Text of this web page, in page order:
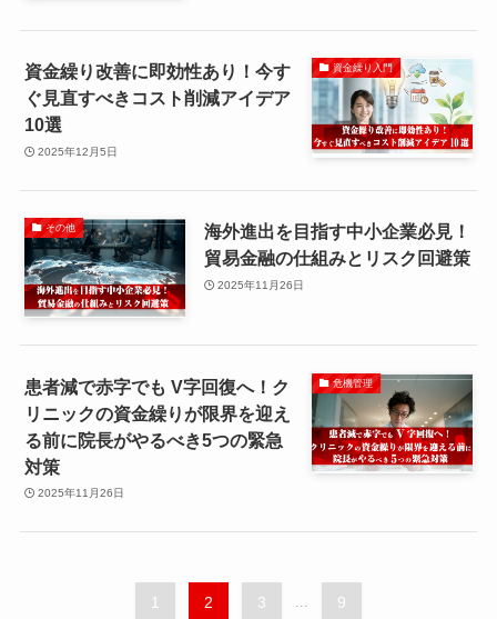
資金繰り入門
資金繰り改善に即効性あり！今す
ぐ見直すべきコスト削減アイデア
10選
2025年12月5日
その他
海外進出を目指す中小企業必見！
貿易金融の仕組みとリスク回避策
2025年11月26日
危機管理
患者減で赤字でも V字回復へ！ク
リニックの資金繰りが限界を迎え
る前に院長がやるべき5つの緊急
対策
2025年11月26日
1 2 3 ... 9